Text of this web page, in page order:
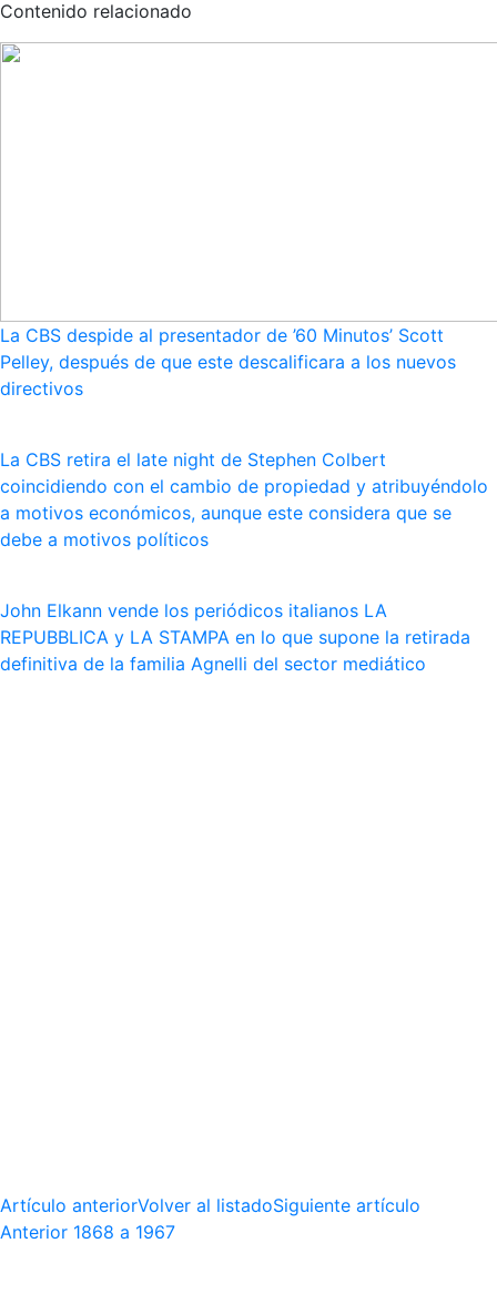
Contenido relacionado
La CBS despide al presentador de ’60 Minutos’ Scott
Pelley, después de que este descalificara a los nuevos
directivos
La CBS retira el late night de Stephen Colbert
coincidiendo con el cambio de propiedad y atribuyéndolo
a motivos económicos, aunque este considera que se
debe a motivos políticos
John Elkann vende los periódicos italianos LA
REPUBBLICA y LA STAMPA en lo que supone la retirada
definitiva de la familia Agnelli del sector mediático
Artículo anteriorVolver al listadoSiguiente artículo
Anterior 1868 a 1967